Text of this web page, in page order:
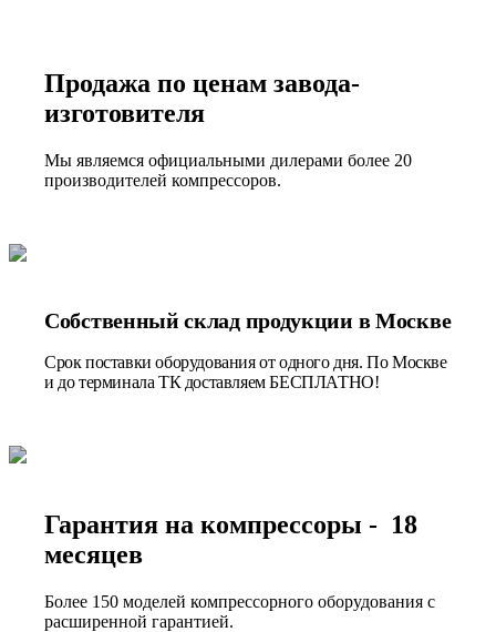
Продажа по ценам завода-
изготовителя
Мы являемся официальными дилерами более 20
производителей компрессоров.
Собственный склад продукции в Москве
Срок поставки оборудования от одного дня. По Москве
и до терминала ТК доставляем БЕСПЛАТНО!
Гарантия на компрессоры - 18
месяцев
Более 150 моделей компрессорного оборудования с
расширенной гарантией.